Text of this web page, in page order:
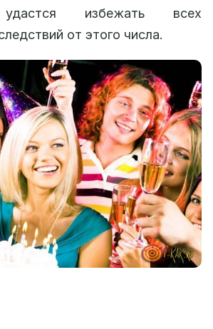
удастся избежать всех
от этого числа.